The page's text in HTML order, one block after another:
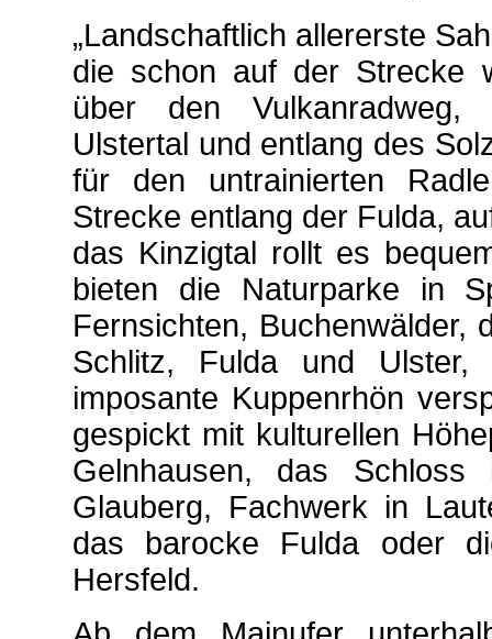
„Landschaftlich allererste
die schon auf der Strecke
über den Vulkanradweg,
Ulstertal und entlang des
für den untrainierten
Strecke entlang der Fulda,
das Kinzigtal rollt es
bieten die Naturparke in
Fernsichten, Buchenwälder,
Schlitz, Fulda und Ulster,
imposante Kuppenrhön
gespickt mit kulturellen
Gelnhausen, das
Glauberg, Fachwerk in
das barocke Fulda oder
Hersfeld.